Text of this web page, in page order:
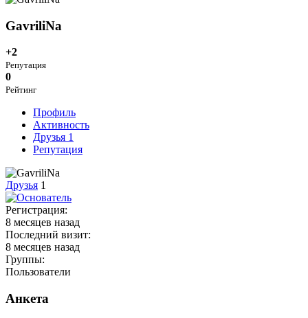
GavriliNa
+2
Репутация
0
Рейтинг
Профиль
Активность
Друзья 1
Репутация
Друзья 1
Регистрация:
8 месяцев назад
Последний визит:
8 месяцев назад
Группы:
Пользователи
Анкета